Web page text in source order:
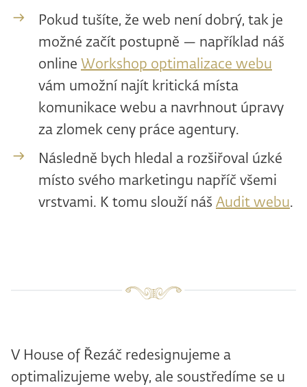
Pokud tušíte, že web není dobrý, tak je
možné začít postupně — například náš
online Workshop optimalizace webu
vám umožní najít kritická místa
komunikace webu a navrhnout úpravy
za zlomek ceny práce agentury.
Následně bych hledal a rozšiřoval úzké
místo svého marketingu napříč všemi
vrstvami. K tomu slouží náš Audit webu.
V House of Řezáč redesignujeme a
optimalizujeme weby, ale soustředíme se u